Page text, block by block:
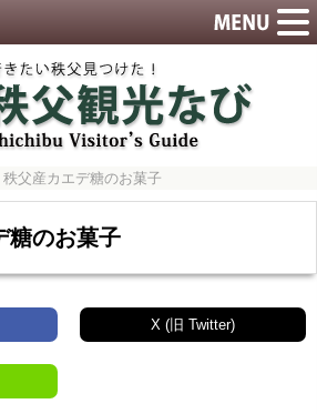
父産カエデ糖のお菓子
糖のお菓子
X (旧 Twitter)